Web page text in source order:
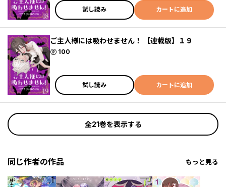
試し読み カートに追加
ご主人様には吸わせません！ 【連載版】１９
100
ポイント
試し読み カートに追加
全21巻を表示する
同じ作者の作品 もっと見る